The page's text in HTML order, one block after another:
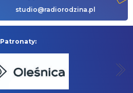
studio@radiorodzina.pl
Patronaty: